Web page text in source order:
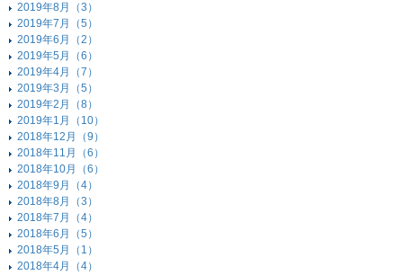
2019年8月（3）
2019年7月（5）
2019年6月（2）
2019年5月（6）
2019年4月（7）
2019年3月（5）
2019年2月（8）
2019年1月（10）
2018年12月（9）
2018年11月（6）
2018年10月（6）
2018年9月（4）
2018年8月（3）
2018年7月（4）
2018年6月（5）
2018年5月（1）
2018年4月（4）